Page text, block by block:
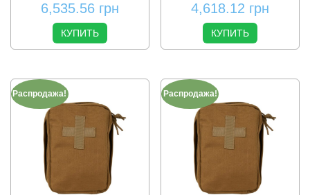
6,535.56 грн
КУПИТЬ
4,618.12 грн
КУПИТЬ
Распродажа! Распродажа!